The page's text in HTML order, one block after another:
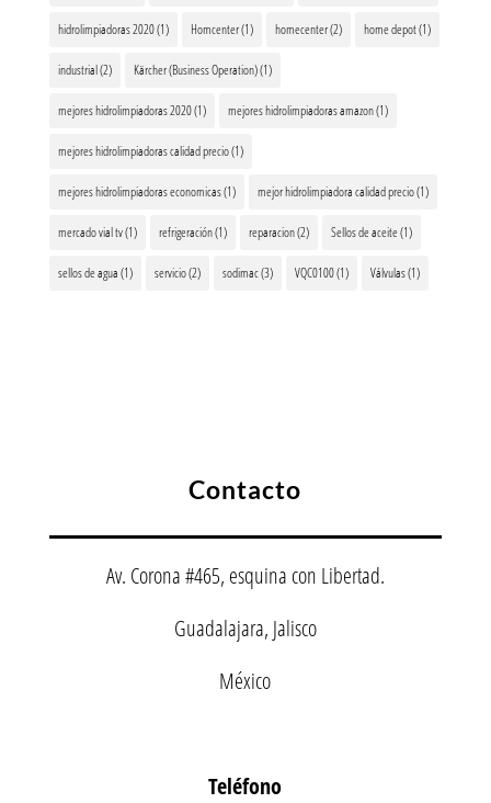
hidrolimpiadoras 2020(1) Homcenter(1) homecenter(2) home depot(1)
industrial(2) Kärcher (Business Operation)(1)
mejores hidrolimpiadoras 2020(1) mejores hidrolimpiadoras amazon(1)
mejores hidrolimpiadoras calidad precio(1)
mejores hidrolimpiadoras economicas(1) mejor hidrolimpiadora calidad precio(1)
mercado vial tv(1) refrigeración(1) reparacion(2) Sellos de aceite(1)
sellos de agua(1) servicio(2) sodimac(3) VQC0100(1) Válvulas(1)
Contacto
Av. Corona #465, esquina con Libertad.
Guadalajara, Jalisco
México
Teléfono